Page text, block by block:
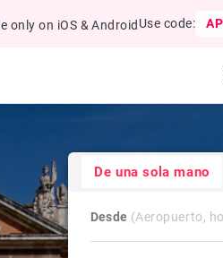
only on iOS & Android Use code:
De una sola mano
Desde